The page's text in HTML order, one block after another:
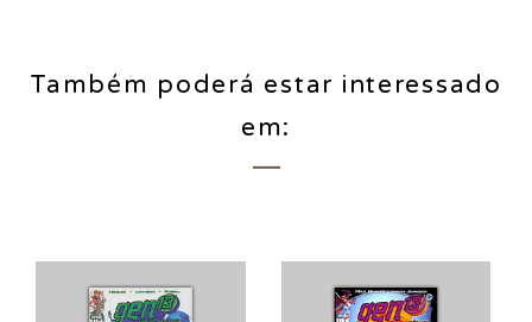
Também poderá estar interessado
em: